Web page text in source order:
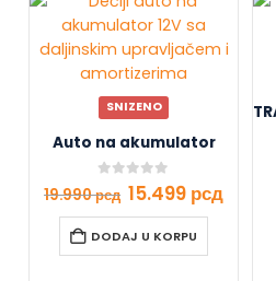
SNIZENO
Auto na akumulator
out of 5
19.990рсд 15.499 рсд
DODAJ U KORPU